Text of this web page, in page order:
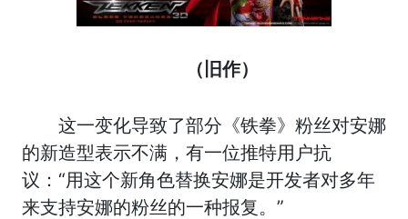
（旧作）
这一变化导致了部分《铁拳》粉丝对安娜
的新造型表示不满，有一位推特用户抗
议：“用这个新角色替换安娜是开发者对多年
来支持安娜的粉丝的一种报复。”